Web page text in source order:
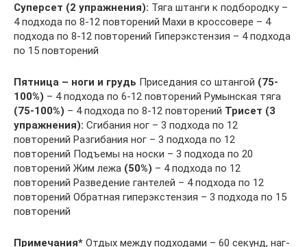
Суперсет (2 упражнения): Тяга штанги к подбородку –
4 подхода по 8-12 повторений Махи в кроссовере – 4
подхода по 8-12 повторений Гиперэкстензия – 4 подхода
по 15 повторений
Пятница – ноги и грудь Приседания со штангой (75-
100%) – 4 подхода по 6-12 повторений Румынская тяга
(75-100%) – 4 подхода по 8-12 повторений Трисет (3
упражнения): Сгибания ног – 3 подхода по 12
повторений Разгибания ног – 3 подхода по 12
повторений Подъемы на носки – 3 подхода по 20
повторений Жим лежа (50%) – 4 подхода по 12
повторений Разведение гантелей – 4 подхода по 12
повторений Обратная гиперэкстензия – 3 подхода по 15
повторений
Примечания* Отдых между подходами – 60 секунд, наг­